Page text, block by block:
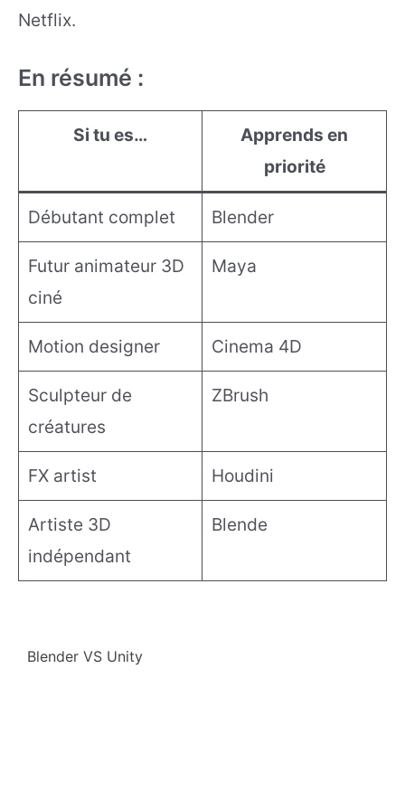
Netflix.
En résumé :
Si tu es…
Apprends en
priorité
Débutant complet Blender
Futur animateur 3D
ciné
Maya
Motion designer Cinema 4D
Sculpteur de
créatures
ZBrush
FX artist Houdini
Artiste 3D
indépendant
Blende
Blender VS Unity